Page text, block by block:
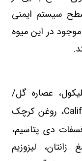
سیستم ایمنی
موجود در این میوه
عصاره گل/
، روغن کرچک
دی پتاسیم،
لیزوزیم